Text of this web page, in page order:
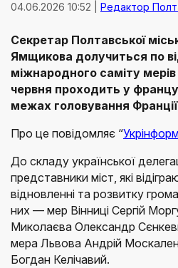
04.06.2026 10:52 | Редактор
Секретар Полтавської
Ямщикова долучиться по
міжнародного саміту
червня проходить у
межах головування Франції
Про це повідомляє “
До складу української
представники міст, які
відновленні та розвитку
них — мер Вінниці Сергій
Миколаєва Олександр
мера Львова Андрій
Богдан Келічавий.